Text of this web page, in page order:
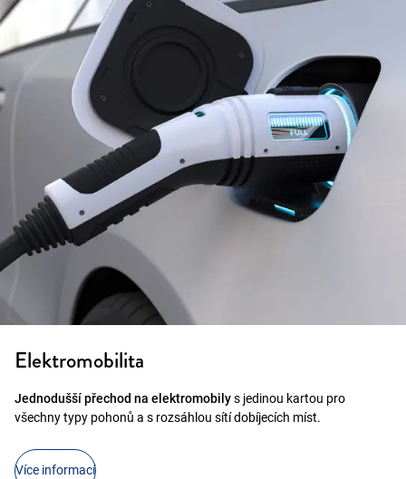
Elektromobilita
Jednodušší přechod na elektromobilys jedinou kartou pro
všechny typy pohonů a s rozsáhlou sítí dobíjecích míst.
Více informací